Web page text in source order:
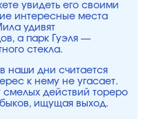
увидеть его своими
интересные места
удивят
а парк Гуэля —
стекла.
наши дни считается
к нему не угасает.
смелых действий тореро
ищущая выход.